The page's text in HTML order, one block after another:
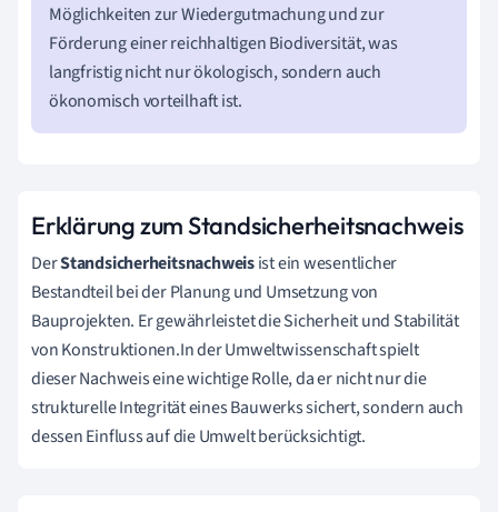
Möglichkeiten zur Wiedergutmachung und zur
Förderung einer reichhaltigen Biodiversität, was
langfristig nicht nur ökologisch, sondern auch
ökonomisch vorteilhaft ist.
Erklärung zum Standsicherheitsnachweis
DerStandsicherheitsnachweisist ein wesentlicher
Bestandteil bei der Planung und Umsetzung von
Bauprojekten. Er gewährleistet die Sicherheit und Stabilität
von Konstruktionen.In der Umweltwissenschaft spielt
dieser Nachweis eine wichtige Rolle, da er nicht nur die
strukturelle Integrität eines Bauwerks sichert, sondern auch
dessen Einfluss auf die Umwelt berücksichtigt.